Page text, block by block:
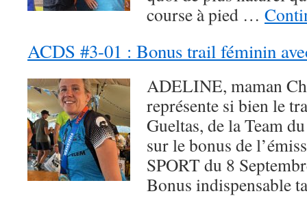
course à pied …
ACDS #3-01 : Bonus trail féminin
ADELINE, maman
représente si bien le
Gueltas, de la Team
sur le bonus de
SPORT du 8
Bonus indispensable